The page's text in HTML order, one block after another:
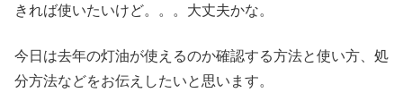
きれば使いたいけど。。。大丈夫かな。
今日は去年の灯油が使えるのか確認する方法と使い方、処
分方法などをお伝えしたいと思います。